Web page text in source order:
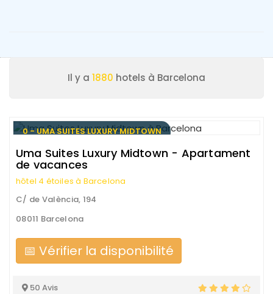
Il y a 1880 hotels à Barcelona
0 - UMA SUITES LUXURY MIDTOWN
Uma Suites Luxury Midtown - Apartament
de vacances
hôtel 4 étoiles à Barcelona
C/ de València, 194
08011 Barcelona
📅 Vérifier la disponibilité
50 Avis